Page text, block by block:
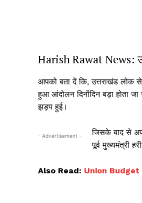
Harish Rawat News:
आपको बता दें कि, उत्तराखंड लोक
हुआ आंदोलन दिनोंदिन बड़ा होता
झड़प हुई।
- Advertisement -
जिसके बाद से
पूर्व मुख्यमंत्री
Also Read: Union Budget